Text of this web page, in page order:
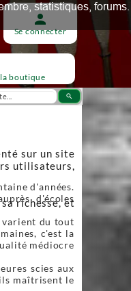
search
person
Se connecter
d'années.
d'écoles
varient du tout
c'est la
médiocre
scies aux
maîtrisent le
boutique
sur un site
utilisateurs,
richesse, et
statistiques, forums.